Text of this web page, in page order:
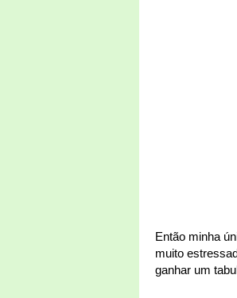
Então minha
muito
ganhar um